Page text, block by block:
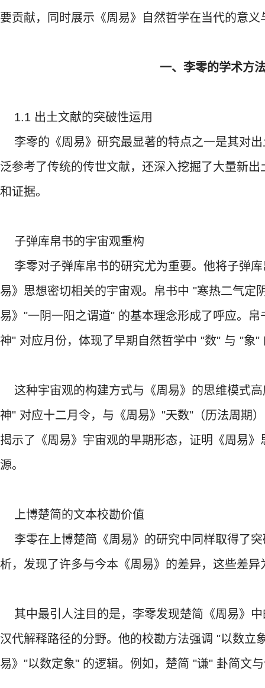
要贡献，同时展示《周易》自然哲学在当代的意义
一、李零的学术方
1.1 出土文献的突破性运用
李零的《周易》研究最显著的特点之一是其对
泛参考了传统的传世文献，还深入挖掘了大量新
和证据。
子弹库帛书的宇宙观重构
李零对子弹库帛书的研究尤为重要。他将子弹
易》思想密切相关的宇宙观。帛书中 "寒热二气定
易》"一阴一阳之谓道" 的基本理念形成了呼应。
神" 对应月份，体现了早期自然哲学中 "数" 与 "象"
这种宇宙观的构建方式与《周易》的思维模式
神" 对应十二月令，与《周易》"天数"（历法周期
揭示了《周易》宇宙观的早期形态，证明《周易
源。
上博楚简的文本校勘价值
李零在上博楚简《周易》的研究中同样取得了
析，发现了许多与今本《周易》的差异，这些差
其中最引人注目的是，李零发现楚简《周易》
汉代解释路径的分野。他的校勘方法强调 "以数立
易》"以数定象" 的逻辑。例如，楚简 "谦" 卦简文